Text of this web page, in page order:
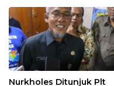
Nurkholes Ditunjuk Plt